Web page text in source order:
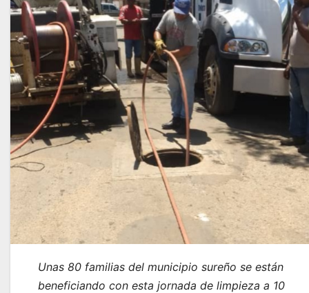
Unas 80 familias del municipio sureño se están
beneficiando con esta jornada de limpieza a 10